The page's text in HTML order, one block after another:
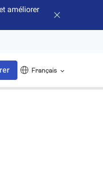
améliorer
Fermer la
Français